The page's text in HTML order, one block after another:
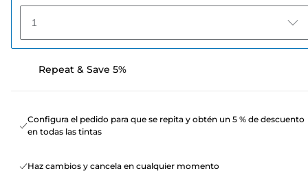
1
Repeat & Save 5%
Configura el pedido para que se repita y obtén un 5 % de descuento
en todas las tintas
Haz cambios y cancela en cualquier momento